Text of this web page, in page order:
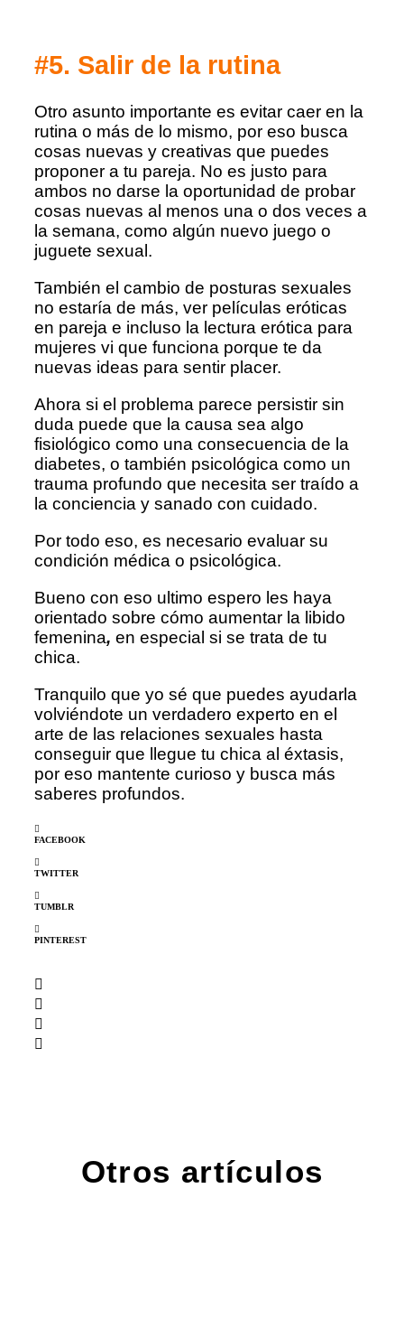
#5. Salir de la rutina
Otro asunto importante es evitar caer en la
rutina o más de lo mismo, por eso busca
cosas nuevas y creativas que puedes
proponer a tu pareja. No es justo para
ambos no darse la oportunidad de probar
cosas nuevas al menos una o dos veces a
la semana, como algún nuevo juego o
juguete sexual.
También el cambio de posturas sexuales
no estaría de más, ver películas eróticas
en pareja e incluso la lectura erótica para
mujeres vi que funciona porque te da
nuevas ideas para sentir placer.
Ahora si el problema parece persistir sin
duda puede que la causa sea algo
fisiológico como una consecuencia de la
diabetes, o también psicológica como un
trauma profundo que necesita ser traído a
la conciencia y sanado con cuidado.
Por todo eso, es necesario evaluar su
condición médica o psicológica.
Bueno con eso ultimo espero les haya
orientado sobre cómo aumentar la libido
femenina, en especial si se trata de tu
chica.
Tranquilo que yo sé que puedes ayudarla
volviéndote un verdadero experto en el
arte de las relaciones sexuales hasta
conseguir que llegue tu chica al éxtasis,
por eso mantente curioso y busca más
saberes profundos.
FACEBOOK
TWITTER
TUMBLR
PINTEREST
Otros artículos